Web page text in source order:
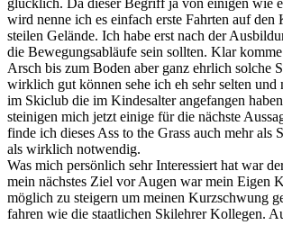
wird nenne ich es einfach erste Fahrten auf
steilen Gelände. Ich habe erst nach der
die Bewegungsabläufe sein sollten. Klar
Arsch bis zum Boden aber ganz ehrlich solche
wirklich gut können sehe ich eh sehr selten und
im Skiclub die im Kindesalter angefangen
steinigen mich jetzt einige für die nächste
finde ich dieses Ass to the Grass auch mehr als
als wirklich notwendig.
Was mich persönlich sehr Interessiert hat war
mein nächstes Ziel vor Augen war mein Eigen
möglich zu steigern um meinen Kurzschwung
fahren wie die staatlichen Skilehrer Kollegen.